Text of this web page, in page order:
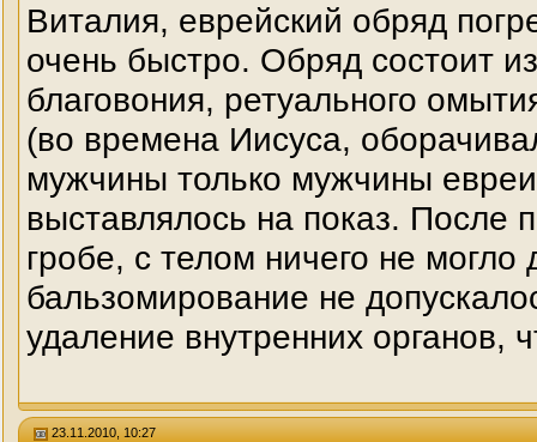
Виталия, еврейский обряд
очень быстро. Обряд состоит
благовония, ретуального
(во времена Иисуса,
мужчины только мужчины
выставлялось на показ. После
гробе, с телом ничего не
бальзомирование не
удаление внутренних органов,
23.11.2010, 10:27